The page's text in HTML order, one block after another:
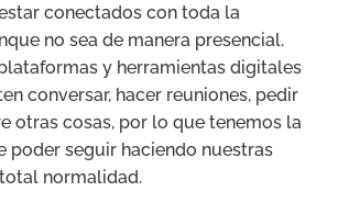
conectados con toda la
no sea de manera presencial.
y herramientas digitales
conversar, hacer reuniones, pedir
otras cosas, por lo que tenemos la
poder seguir haciendo nuestras
normalidad.